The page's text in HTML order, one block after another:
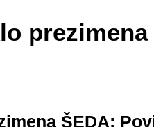
prezimena
ŠEDA: